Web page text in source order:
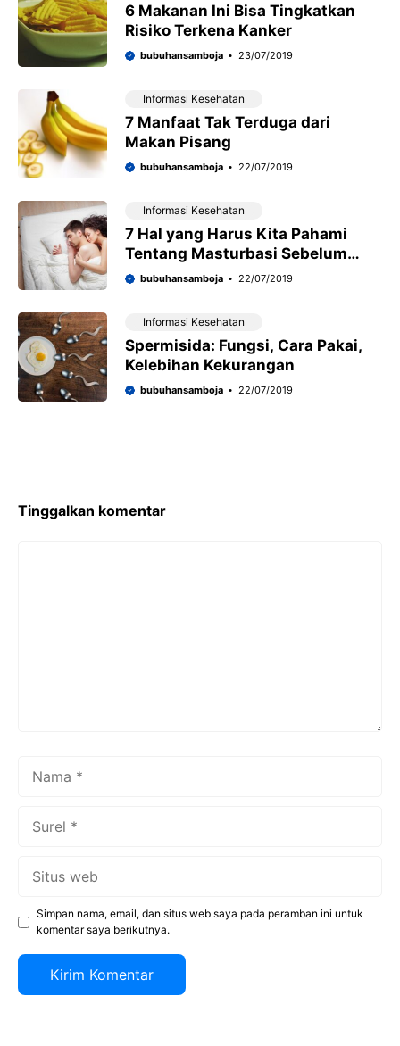
6 Makanan Ini Bisa Tingkatkan
Risiko Terkena Kanker
bubuhansamboja 23/07/2019
Informasi Kesehatan
7 Manfaat Tak Terduga dari
Makan Pisang
bubuhansamboja 22/07/2019
Informasi Kesehatan
7 Hal yang Harus Kita Pahami
Tentang Masturbasi Sebelum
Seks
bubuhansamboja 22/07/2019
Informasi Kesehatan
Spermisida: Fungsi, Cara Pakai,
Kelebihan Kekurangan
bubuhansamboja 22/07/2019
Tinggalkan komentar
Simpan nama, email, dan situs web saya pada peramban ini untuk
komentar saya berikutnya.